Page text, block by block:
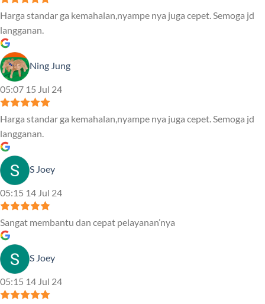
Harga standar ga kemahalan,nyampe nya juga cepet. Semoga jd
langganan.
Ning Jung
05:07 15 Jul 24
Harga standar ga kemahalan,nyampe nya juga cepet. Semoga jd
langganan.
S Joey
05:15 14 Jul 24
Sangat membantu dan cepat pelayanan’nya
S Joey
05:15 14 Jul 24